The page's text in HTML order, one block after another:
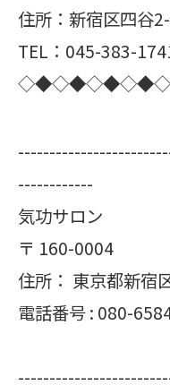
住所：新宿区四谷
TEL：045-383-
------------
気功サロン
〒 160-0004
住所： 東京都新宿
電話番号 : 080-